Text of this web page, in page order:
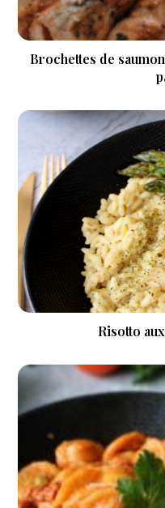
Brochettes de
Risotto